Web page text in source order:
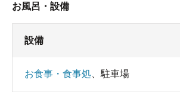
お風呂・設備
設備
お食事・食事処 駐車場